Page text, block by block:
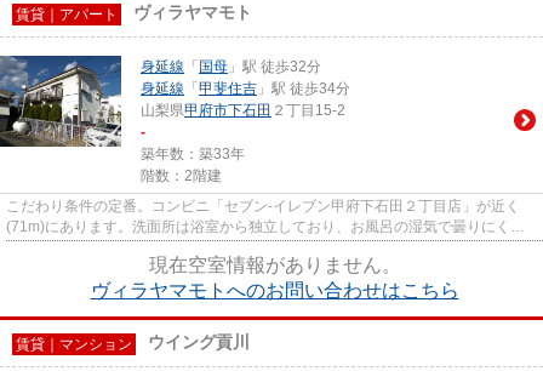
賃貸｜アパート ヴィラヤマモト
身延線 「 国母 」駅 徒歩32分
身延線 「 甲斐住吉 」駅 徒歩34分
山梨県甲府市下石田 ２丁目15-2
-
築年数：築33年
階数：2階建
こだわり条件の定番。コンビニ「セブン-イレブン甲府下石田２丁目店」が近く
(71m)にあります。洗面所は浴室から独立しており、お風呂の湿気で曇りにくく
現在空室情報がありません。
ヴィラヤマモトへのお問い合わせはこちら
賃貸｜マンション ウイング貢川